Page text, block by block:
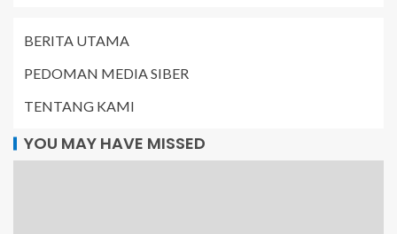
BERITA UTAMA
PEDOMAN MEDIA SIBER
TENTANG KAMI
YOU MAY HAVE MISSED